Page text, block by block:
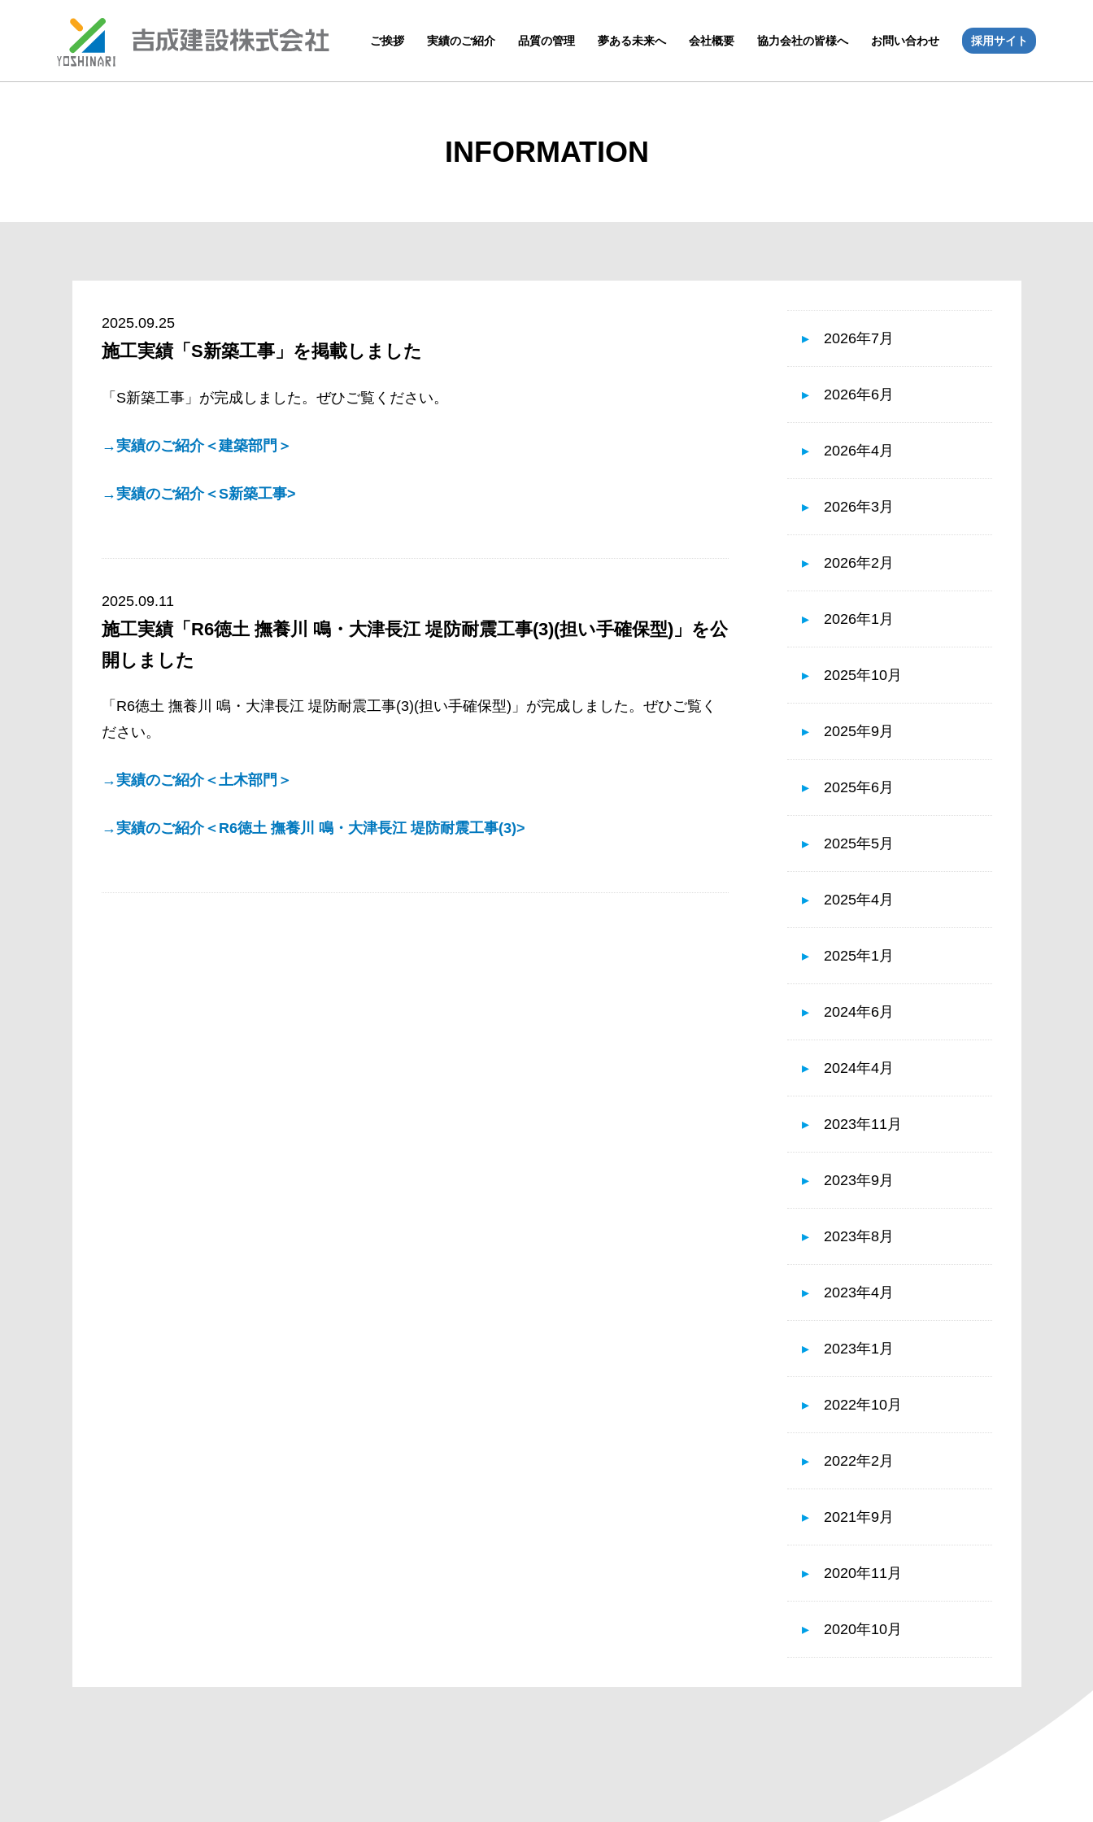
n
ご挨拶 実績のご紹介 品質の管理 夢ある未来へ 会社概要 協力会社の皆様へ お問い合わせ 採用サイト
INFORMATION
2025.09.25
施工実績「S新築工事」を掲載しました
「S新築工事」が完成しました。ぜひご覧ください。
→実績のご紹介＜建築部門＞
→実績のご紹介＜S新築工事>
2025.09.11
施工実績「R6徳土 撫養川 鳴・大津長江 堤防耐震工事(3)(担い手確保型)」を公
開しました
「R6徳土 撫養川 鳴・大津長江 堤防耐震工事(3)(担い手確保型)」が完成しました。ぜひご覧く
ださい。
→実績のご紹介＜土木部門＞
→実績のご紹介＜R6徳土 撫養川 鳴・大津長江 堤防耐震工事(3)>
2026年7月
2026年6月
2026年4月
2026年3月
2026年2月
2026年1月
2025年10月
2025年9月
2025年6月
2025年5月
2025年4月
2025年1月
2024年6月
2024年4月
2023年11月
2023年9月
2023年8月
2023年4月
2023年1月
2022年10月
2022年2月
2021年9月
2020年11月
2020年10月